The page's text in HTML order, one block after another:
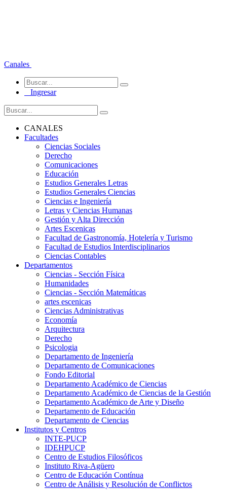
Canales
Ingresar
CANALES
Facultades
Ciencias Sociales
Derecho
Comunicaciones
Educación
Estudios Generales Letras
Estudios Generales Ciencias
Ciencias e Ingeniería
Letras y Ciencias Humanas
Gestión y Alta Dirección
Artes Escenicas
Facultad de Gastronomía, Hotelería y Turismo
Facultad de Estudios Interdisciplinarios
Ciencias Contables
Departamentos
Ciencias - Sección Física
Humanidades
Ciencias - Sección Matemáticas
artes escenicas
Ciencias Administrativas
Economía
Arquitectura
Derecho
Psicologia
Departamento de Ingeniería
Departamento de Comunicaciones
Fondo Editorial
Departamento Académico de Ciencias
Departamento Académico de Ciencias de la Gestión
Departamento Académico de Arte y Diseño
Departamento de Educación
Departamento de Ciencias
Institutos y Centros
INTE-PUCP
IDEHPUCP
Centro de Estudios Filosóficos
Instituto Riva-Agüero
Centro de Educación Contínua
Centro de Análisis y Resolución de Conflictos